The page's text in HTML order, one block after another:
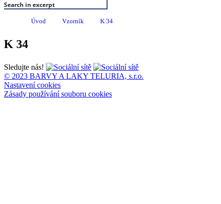
Search in excerpt
Úvod Vzorník K 34
K 34
Sledujte nás!
© 2023 BARVY A LAKY TELURIA, s.r.o.
Nastavení cookies
Zásady používání souboru cookies